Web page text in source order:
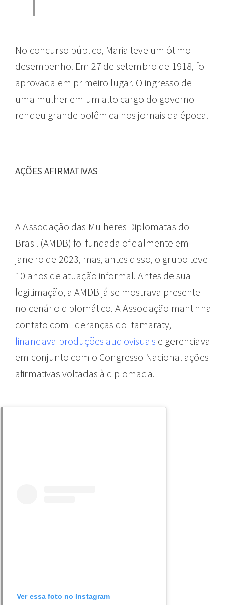
No concurso público, Maria teve um ótimo
desempenho. Em 27 de setembro de 1918, foi
aprovada em primeiro lugar. O ingresso de
uma mulher em um alto cargo do governo
rendeu grande polêmica nos jornais da época.
AÇÕES AFIRMATIVAS
A Associação das Mulheres Diplomatas do
Brasil (AMDB) foi fundada oficialmente em
janeiro de 2023, mas, antes disso, o grupo teve
10 anos de atuação informal. Antes de sua
legitimação, a AMDB já se mostrava presente
no cenário diplomático. A Associação mantinha
contato com lideranças do Itamaraty,
financiava produções audiovisuais e gerenciava
em conjunto com o Congresso Nacional ações
afirmativas voltadas à diplomacia.
Ver essa foto no Instagram